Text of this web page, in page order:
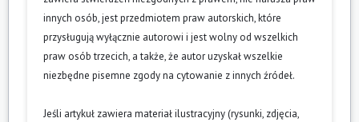
innych osób, jest przedmiotem praw autorskich, które
przysługują wyłącznie autorowi i jest wolny od wszelkich
praw osób trzecich, a także, że autor uzyskał wszelkie
niezbędne pisemne zgody na cytowanie z innych źródeł.
Jeśli artykuł zawiera materiał ilustracyjny (rysunki, zdjęcia,